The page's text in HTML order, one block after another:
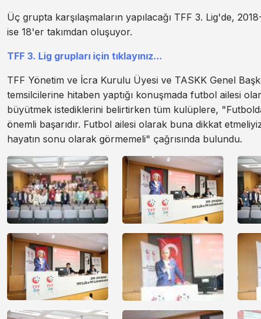
Üç grupta karşılaşmaların yapılacağı TFF 3. Lig'de,
ise 18'er takımdan oluşuyor.
TFF 3. Lig grupları için tıklayınız...
TFF Yönetim ve İcra Kurulu Üyesi ve TASKK Genel
temsilcilerine hitaben yaptığı konuşmada futbol ailesi
büyütmek istediklerini belirtirken tüm kulüplere,
önemli başarıdır. Futbol ailesi olarak buna dikkat
hayatın sonu olarak görmemeli" çağrısında bulundu.